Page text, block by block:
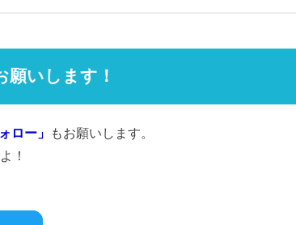
いします！
ロー」
もお願いします。
！